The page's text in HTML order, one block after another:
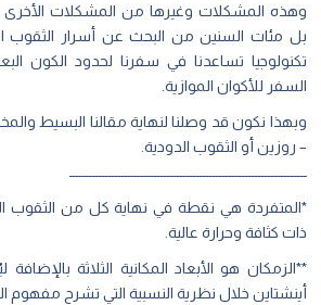
وهذه المشكلات وغيرها من المشكلات الأخرى
بل مئات السنين من البحث عن أسرار الثقوب
تكنولوجيا تساعدنا في سفرنا لحدود الكون
السفر للأكوان الموازية.
وبهذا نكون قد وصلنا لنهاية مقالنا البسيط
– روزين أو الثقوب الدودية.
*المتفردة هي نقطة في نهاية كل من الثقوب
ذات كثافة وحرارة عالية.
**الزمكان هو الأبعاد المكانية الثلاثة
أينشتاين خلال نظرية النسبية التي تشرح مفهوم